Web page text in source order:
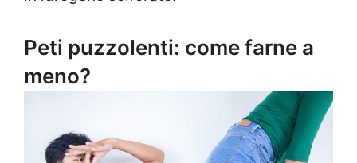
Peti puzzolenti: come farne a
meno?